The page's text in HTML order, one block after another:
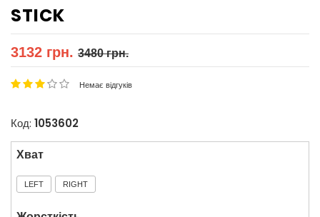
STICK
3132 грн. 3480 грн.
Немає відгуків
Код: 1053602
Хват
LEFT RIGHT